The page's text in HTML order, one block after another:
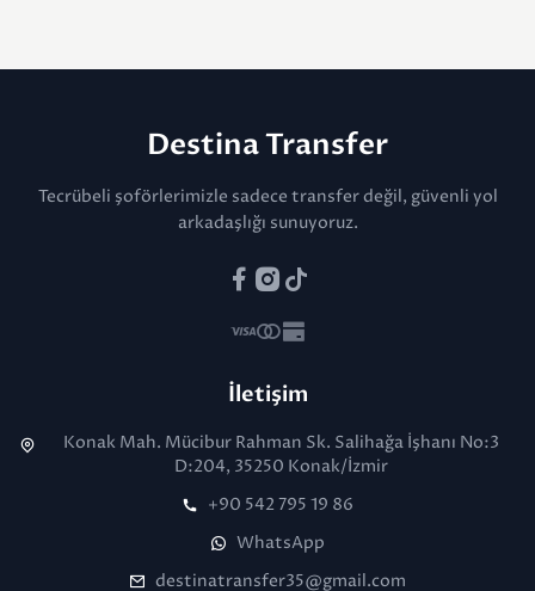
DestinaTransfer
Tecrübeli şoförlerimizle sadece transfer değil, güvenli yol
arkadaşlığı sunuyoruz.
İletişim
Konak Mah. Mücibur Rahman Sk. Salihağa İşhanı No:3
D:204, 35250 Konak/İzmir
+90 542 795 19 86
WhatsApp
destinatransfer35@gmail.com